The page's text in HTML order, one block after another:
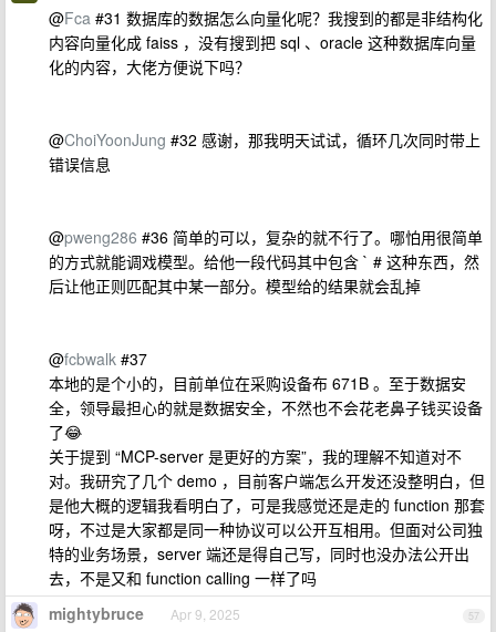
@Fca #31 数据库的数据怎么向量化呢？我搜到的都是非结构化
内容向量化成 faiss ，没有搜到把 sql 、oracle 这种数据库向量
化的内容，大佬方便说下吗？
@ChoiYoonJung #32 感谢，那我明天试试，循环几次同时带上
错误信息
@pweng286 #36 简单的可以，复杂的就不行了。哪怕用很简单
的方式就能调戏模型。给他一段代码其中包含 ` # 这种东西，然
后让他正则匹配其中某一部分。模型给的结果就会乱掉
@fcbwalk #37
本地的是个小的，目前单位在采购设备布 671B 。至于数据安
全，领导最担心的就是数据安全，不然也不会花老鼻子钱买设备
了😂
关于提到 “MCP-server 是更好的方案”，我的理解不知道对不
对。我研究了几个 demo ，目前客户端怎么开发还没整明白，但
是他大概的逻辑我看明白了，可是我感觉还是走的 function 那套
呀，不过是大家都是同一种协议可以公开互相用。但面对公司独
特的业务场景，server 端还是得自己写，同时也没办法公开出
去，不是又和 function calling 一样了吗
57
mightybruce Apr 9, 2025